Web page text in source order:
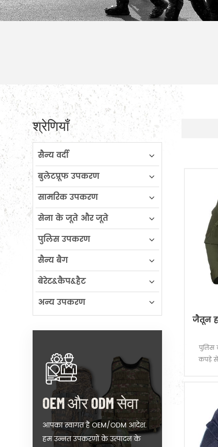
जैतून
पुलिस
कपड़े से
श्रेणियाँ
सैन्य वर्दी
बुलेटप्रूफ उपकरण
सामरिक उपकरण
सेना के जूते और जूते
पुलिस उपकरण
सैन्य बैग
बेरेट&कैप&हैट
अन्य उपकरण
OEM और ODM सेवा
आपका स्वागत है OEM/ODM आदेश.
हम उन्नत उपकरणों के उत्पादन के